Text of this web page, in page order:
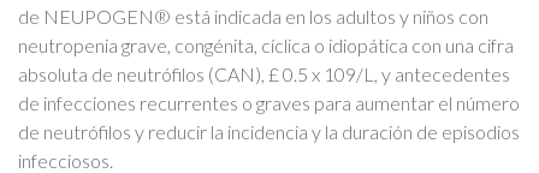
de NEUPOGEN® está indicada en los adultos y niños con
neutropenia grave, congénita, cíclica o idiopática con una cifra
absoluta de neutrófilos (CAN), £ 0.5 x 109/L, y antecedentes
de infecciones recurrentes o graves para aumentar el número
de neutrófilos y reducir la incidencia y la duración de episodios
infecciosos.